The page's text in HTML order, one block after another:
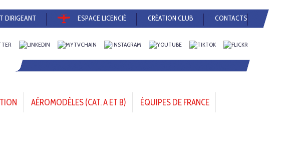
DIRIGEANT ESPACE LICENCIÉ CRÉATION CLUB CONTACTS
AÉROMODÈLES (CAT. A ET B)
ÉQUIPES DE FRANCE